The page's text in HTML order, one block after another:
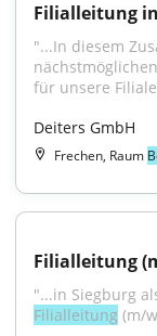
Filialleitung
"...In diesem
für unsere
Deiters GmbH
Frechen, Raum
Filialleitung
"...in Siegburg
Filialleitung (m/